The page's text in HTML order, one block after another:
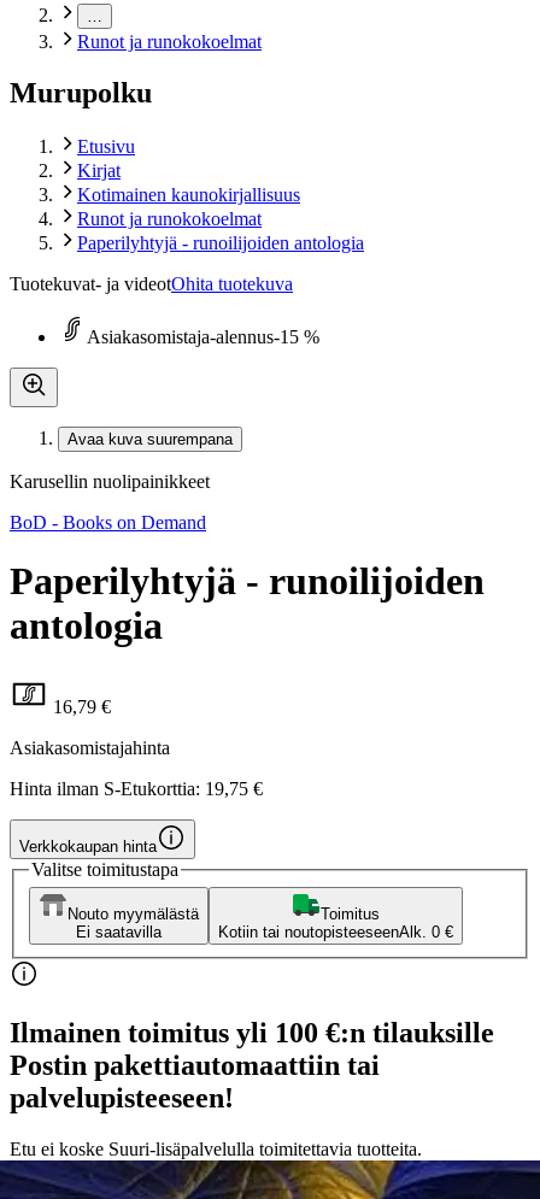
Runot ja runokokoelmat
Murupolku
Etusivu
Kirjat
Kotimainen kaunokirjallisuus
Runot ja runokokoelmat
Paperilyhtyjä - runoilijoiden antologia
Tuotekuvat- ja videotOhita tuotekuva
Asiakasomistaja-alennus-15 %
Avaa kuva suurempana
Karusellin nuolipainikkeet
BoD - Books on Demand
Paperilyhtyjä - runoilijoiden
antologia
16,79 €
Asiakasomistajahinta
Hinta ilman S-Etukorttia: 19,75 €
Verkkokaupan hinta
Valitse toimitustapa
Nouto myymälästä
Ei saatavilla
Toimitus
Kotiin tai noutopisteeseenAlk. 0 €
Ilmainen toimitus yli 100 €:n tilauksille
Postin pakettiautomaattiin tai
palvelupisteeseen!
Etu ei koske Suuri‑lisäpalvelulla toimitettavia tuotteita.